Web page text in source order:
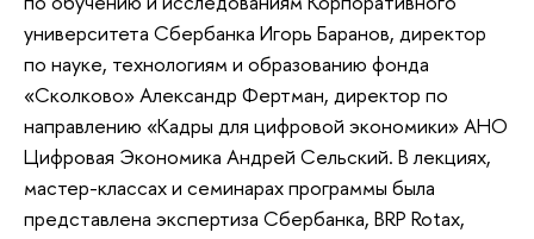
университета Сбербанка Игорь Баранов, директор
по науке, технологиям и образованию фонда
«Сколково» Александр Фертман, директор по
направлению «Кадры для цифровой экономики» АНО
Цифровая Экономика Андрей Сельский. В лекциях,
мастер-классах и семинарах программы была
представлена экспертиза Сбербанка, BRP Rotax,